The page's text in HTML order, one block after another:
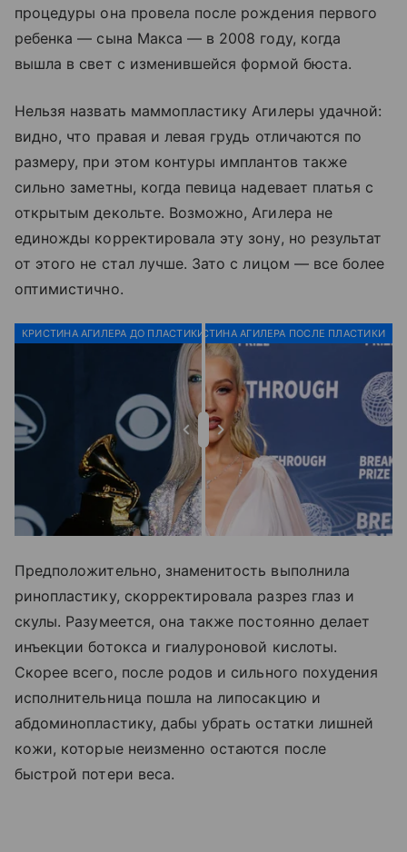
процедуры она провела после рождения первого
ребенка — сына Макса — в 2008 году, когда
вышла в свет с изменившейся формой бюста.
Нельзя назвать маммопластику Агилеры удачной:
видно, что правая и левая грудь отличаются по
размеру, при этом контуры имплантов также
сильно заметны, когда певица надевает платья с
открытым декольте. Возможно, Агилера не
единожды корректировала эту зону, но результат
от этого не стал лучше. Зато с лицом — все более
оптимистично.
КРИСТИНА АГИЛЕРА ДО ПЛАСТИКИКРИСТИНА АГИЛЕРА ПОСЛЕ ПЛАСТИКИ
Предположительно, знаменитость выполнила
ринопластику, скорректировала разрез глаз и
скулы. Разумеется, она также постоянно делает
инъекции ботокса и гиалуроновой кислоты.
Скорее всего, после родов и сильного похудения
исполнительница пошла на липосакцию и
абдоминопластику, дабы убрать остатки лишней
кожи, которые неизменно остаются после
быстрой потери веса.